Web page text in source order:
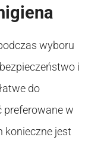
wyboru
i
do
preferowane w
konieczne jest